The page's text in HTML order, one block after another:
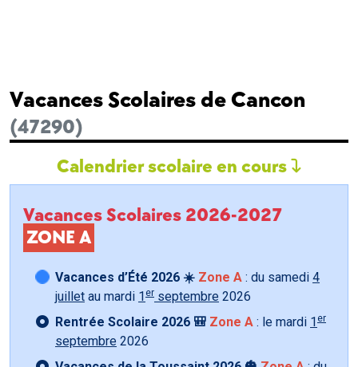
Vacances Scolaires de Cancon
(47290)
Calendrier scolaire en cours
Vacances Scolaires 2026-2027
ZONE A
Vacances d’Été 2026 ☀️ Zone A : du samedi 4
juillet au mardi 1 er septembre 2026
Rentrée Scolaire 2026 🎒 Zone A : le mardi 1 er
septembre 2026